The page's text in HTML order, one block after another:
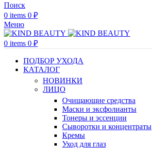
Поиск
0 items 0 ₽
Меню
0 items 0 ₽
ПОДБОР УХОДА
КАТАЛОГ
НОВИНКИ
ЛИЦО
Очищающие средства
Маски и эксфолианты
Тонеры и эссенции
Сыворотки и концентраты
Кремы
Уход для глаз